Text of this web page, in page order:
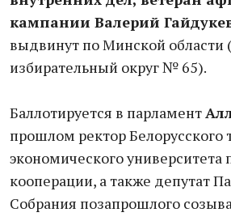
кампании Валерий
выдвинут по Минской области
избирательный округ № 65).
Баллотируется в парламент
прошлом ректор Белорусского
экономического университета
кооперации, а также депутат
Собрания позапрошлого